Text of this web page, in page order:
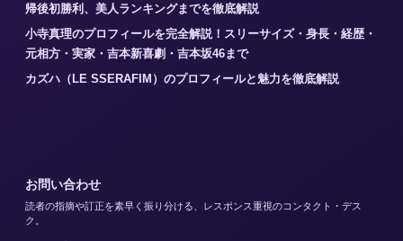
帰後初勝利、美人ランキングまでを徹底解説
小寺真理のプロフィールを完全解説！スリーサイズ・身長・経歴・
元相方・実家・吉本新喜劇・吉本坂46まで
カズハ（LE SSERAFIM）のプロフィールと魅力を徹底解説
お問い合わせ
読者の指摘や訂正を素早く振り分ける、レスポンス重視のコンタクト・デス
ク。